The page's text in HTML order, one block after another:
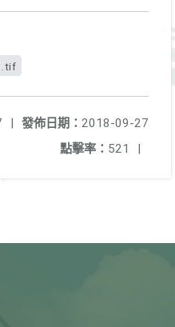
發佈日期： 2018-09-27
|
點擊率： 521 |